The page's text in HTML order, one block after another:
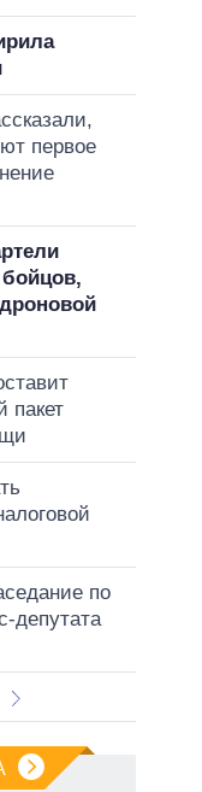
первое
пакет
по
депутата